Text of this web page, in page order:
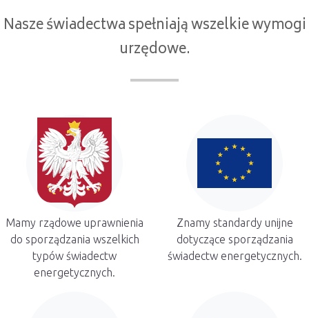
Nasze świadectwa spełniają wszelkie wymogi
urzędowe.
Mamy rządowe uprawnienia
do sporządzania wszelkich
typów świadectw
energetycznych.
Znamy standardy unijne
dotyczące sporządzania
świadectw energetycznych.